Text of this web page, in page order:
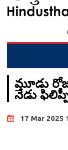
మూడు
నేడు
17 Mar 2025